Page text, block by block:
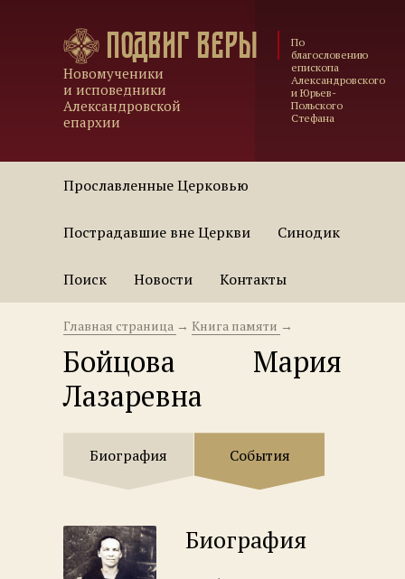
Подвиг веры
Новомученики
и исповедники
Александровской
епархии
По
благословению
епископа
Александровского
и Юрьев-
Польского
Стефана
Прославленные Церковью
Пострадавшие вне Церкви Синодик
Поиск Новости Контакты
Главная страница → Книга памяти →
Бойцова Мария
Лазаревна
Биография События
Биография